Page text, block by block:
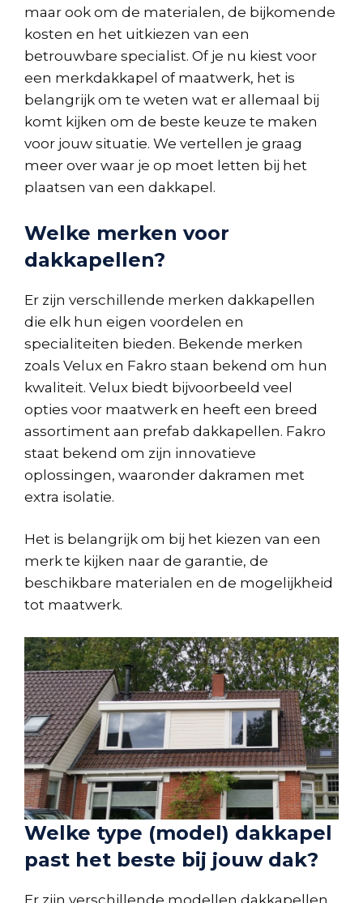
maar ook om de materialen, de bijkomende
kosten en het uitkiezen van een
betrouwbare specialist. Of je nu kiest voor
een merkdakkapel of maatwerk, het is
belangrijk om te weten wat er allemaal bij
komt kijken om de beste keuze te maken
voor jouw situatie. We vertellen je graag
meer over waar je op moet letten bij het
plaatsen van een dakkapel.
Welke merken voor
dakkapellen?
Er zijn verschillende merken dakkapellen
die elk hun eigen voordelen en
specialiteiten bieden. Bekende merken
zoals Velux en Fakro staan bekend om hun
kwaliteit. Velux biedt bijvoorbeeld veel
opties voor maatwerk en heeft een breed
assortiment aan prefab dakkapellen. Fakro
staat bekend om zijn innovatieve
oplossingen, waaronder dakramen met
extra isolatie.
Het is belangrijk om bij het kiezen van een
merk te kijken naar de garantie, de
beschikbare materialen en de mogelijkheid
tot maatwerk.
Welke type (model) dakkapel
past het beste bij jouw dak?